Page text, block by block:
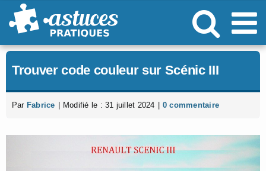
Passer
au
Trouver code couleur sur Scénic III
Par Fabrice Modifié le : 31 juillet 2024 0 commentaire